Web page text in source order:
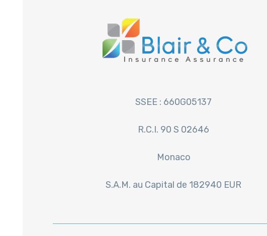
SSEE : 660G05137
R.C.I. 90 S 02646
Monaco
S.A.M. au Capital de 182940 EUR